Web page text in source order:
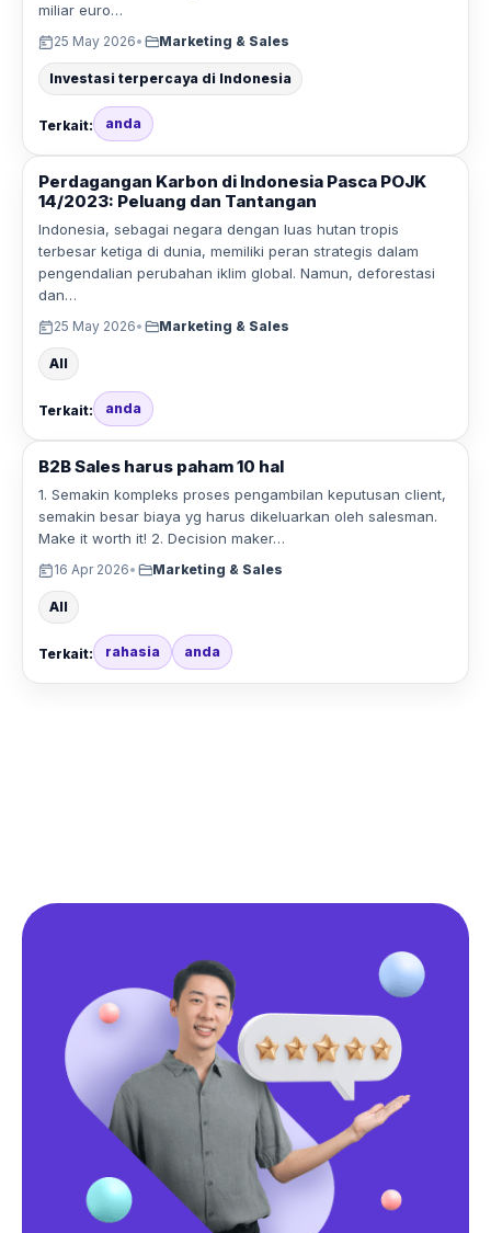
miliar euro…
25 May 2026• Marketing & Sales
Investasi terpercaya di Indonesia
Terkait: anda
Perdagangan Karbon di Indonesia Pasca POJK
14/2023: Peluang dan Tantangan
Indonesia, sebagai negara dengan luas hutan tropis
terbesar ketiga di dunia, memiliki peran strategis dalam
pengendalian perubahan iklim global. Namun, deforestasi
dan…
25 May 2026• Marketing & Sales
All
Terkait: anda
B2B Sales harus paham 10 hal
1. Semakin kompleks proses pengambilan keputusan client,
semakin besar biaya yg harus dikeluarkan oleh salesman.
Make it worth it! 2. Decision maker…
16 Apr 2026• Marketing & Sales
All
Terkait: rahasia anda